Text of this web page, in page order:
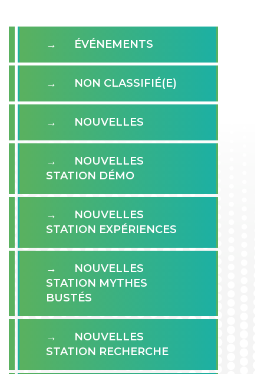
ÉVÉNEMENTS
NON CLASSIFIÉ(E)
NOUVELLES
NOUVELLES
STATION DÉMO
NOUVELLES
STATION EXPÉRIENCES
NOUVELLES
STATION MYTHES
BUSTÉS
NOUVELLES
STATION RECHERCHE